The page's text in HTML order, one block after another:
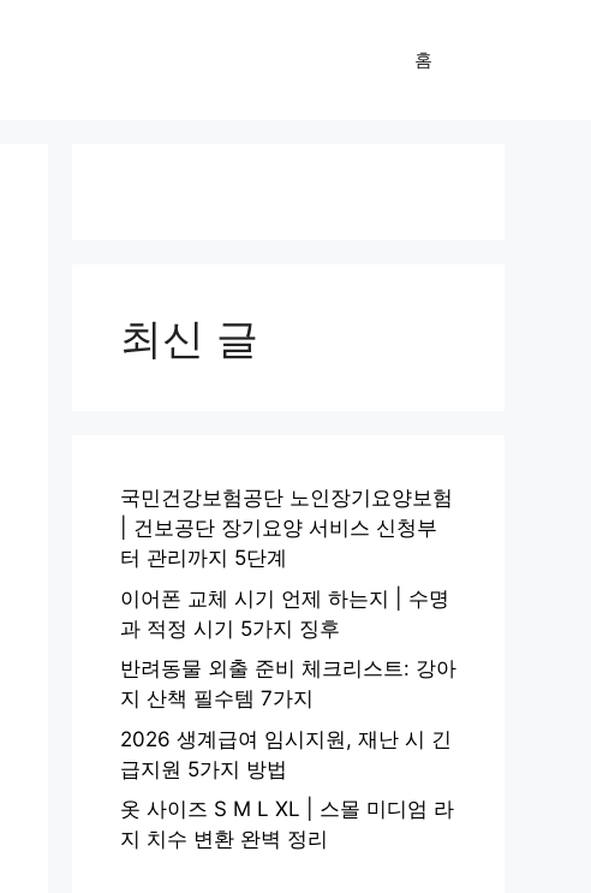
홈
최신 글
국민건강보험공단 노인장기요양보험
| 건보공단 장기요양 서비스 신청부
터 관리까지 5단계
이어폰 교체 시기 언제 하는지 | 수명
과 적정 시기 5가지 징후
반려동물 외출 준비 체크리스트: 강아
지 산책 필수템 7가지
2026 생계급여 임시지원, 재난 시 긴
급지원 5가지 방법
옷 사이즈 S M L XL | 스몰 미디엄 라
지 치수 변환 완벽 정리